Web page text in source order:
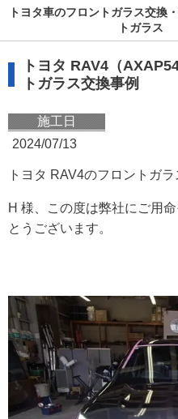
トヨタ車のフロントガラス交換
トガラス
トヨタ RAV4 （
トガラス交換事例
施工日
2024/07/13
トヨタ RAV4のフロントガ
H 様、この度は弊社にご用
とうございます。